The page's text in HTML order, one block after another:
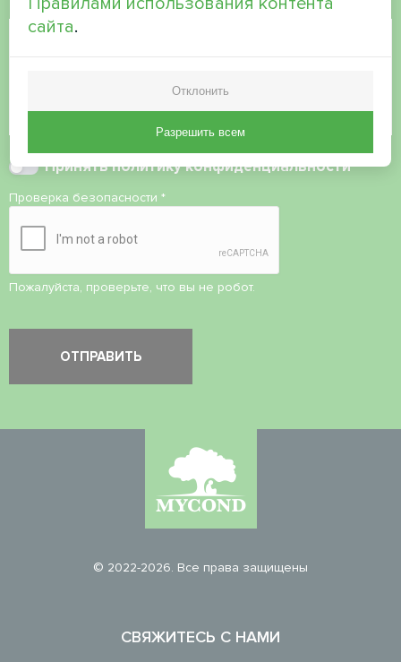
Комментарий
Принятьполитику конфиденциальности
Проверка безопасности *
Пожалуйста, проверьте, что вы не робот.
© 2022-2026. Все права защищены
СВЯЖИТЕСЬ С НАМИ
сайта.
Отклонить
Разрешить всем